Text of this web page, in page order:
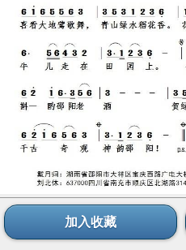
加入收藏